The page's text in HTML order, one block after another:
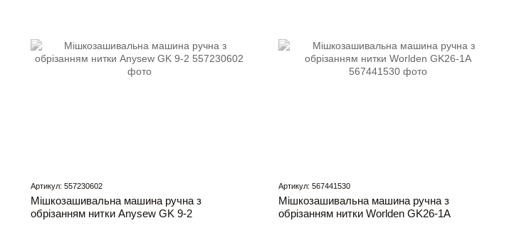
Артикул: 557230602
Мішкозашивальна машина ручна з
обрізанням нитки Anysew GK 9-2
Артикул: 567441530
Мішкозашивальна машина ручна з
обрізанням нитки Worlden GK26-1A